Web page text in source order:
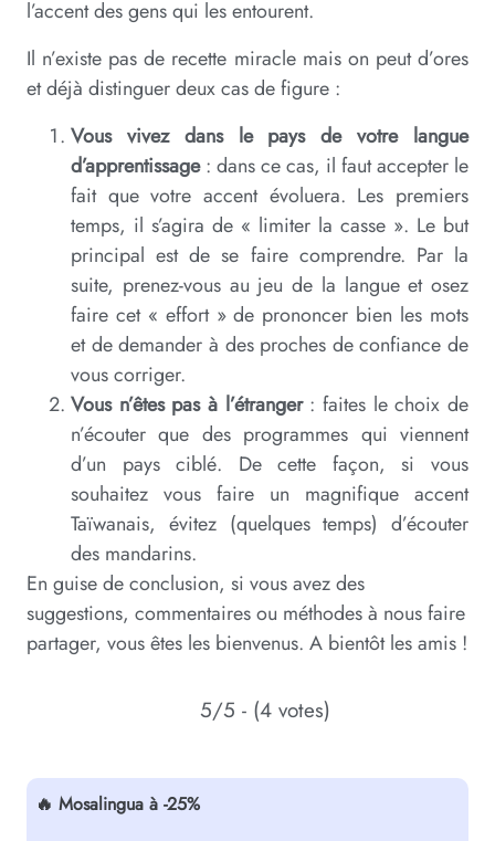
l’accent des gens qui les entourent.
Il n’existe pas de recette miracle mais on peut d’ores
et déjà distinguer deux cas de figure :
Vous vivez dans le pays de votre langue
d’apprentissage: dans ce cas, il faut accepter le
fait que votre accent évoluera. Les premiers
temps, il s’agira de « limiter la casse ». Le but
principal est de se faire comprendre. Par la
suite, prenez-vous au jeu de la langue et osez
faire cet « effort » de prononcer bien les mots
et de demander à des proches de confiance de
vous corriger.
Vous n’êtes pas à l’étranger: faites le choix de
n’écouter que des programmes qui viennent
d’un pays ciblé. De cette façon, si vous
souhaitez vous faire un magnifique accent
Taïwanais, évitez (quelques temps) d’écouter
des mandarins.
En guise de conclusion, si vous avez des
suggestions, commentaires ou méthodes à nous faire
partager, vous êtes les bienvenus. A bientôt les amis !
5/5 - (4 votes)
🔥 Mosalingua à -25%